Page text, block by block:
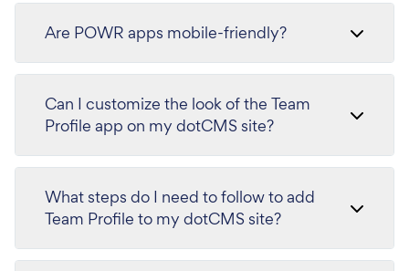
Are POWR apps mobile-friendly?
Can I customize the look of the Team
Profile app on my dotCMS site?
What steps do I need to follow to add
Team Profile to my dotCMS site?